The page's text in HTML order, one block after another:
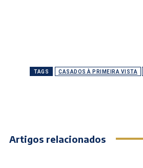
TAGS CASADOS À PRIMEIRA VISTA
Artigos relacionados